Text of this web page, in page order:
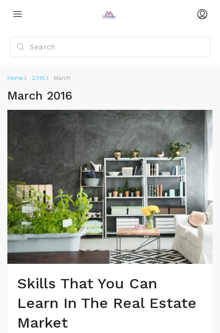
Home 2016 March
March 2016
Skills That You Can
Learn In The Real Estate
Market